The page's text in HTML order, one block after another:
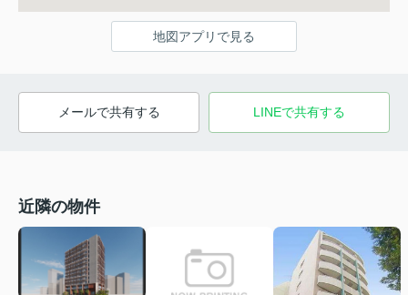
地図アプリで見る
メールで共有する LINEで共有する
近隣の物件